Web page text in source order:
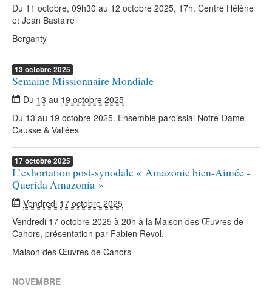
Du 11 octobre, 09h30 au 12 octobre 2025, 17h. Centre Hélène
et Jean Bastaire
Berganty
13 octobre2025
Semaine Missionnaire Mondiale
Du 13 au 19 octobre 2025
Du 13 au 19 octobre 2025. Ensemble paroissial Notre-Dame
Causse & Vallées
17octobre2025
L’exhortation post-synodale « Amazonie bien-Aimée -
Querida Amazonia »
Vendredi 17 octobre 2025
Vendredi 17 octobre 2025 à 20h à la Maison des Œuvres de
Cahors, présentation par Fabien Revol.
Maison des Œuvres de Cahors
NOVEMBRE